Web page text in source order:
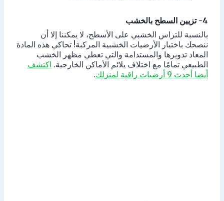
4- تزيين السطح بالخشب
بالنسبة للتراس الخشبي على الأسطح، لا يمكننا إلا أن
ننصحك باختيار الأرضيات الخشبية المركبة! تحاكي هذه المادة
المعاد تدويرها والمستدامة والتي تعطي مظهر الخشب
الطبيعي تمامًا مع اختلاف يلائم الأماكن الخارجية. اكتشف
أيضا أحدث 9 أرضيات راقية لمنزلك
.